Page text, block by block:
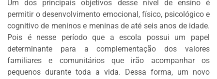
Um dos principais objetivos desse nível de ensino é
permitir o desenvolvimento emocional, físico, psicológico e
cognitivo de meninos e meninas de até seis anos de idade.
Pois é nesse período que a escola possui um papel
determinante para a complementação dos valores
familiares e comunitários que irão acompanhar os
pequenos durante toda a vida. Dessa forma, um novo